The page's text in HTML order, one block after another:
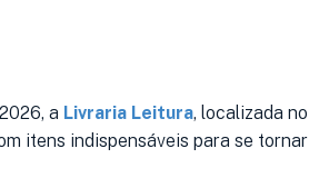
a Livraria Leitura, localizada no
itens indispensáveis para se tornar